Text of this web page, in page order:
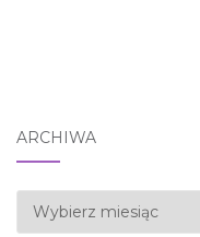
ARCHIWA
Archiwa